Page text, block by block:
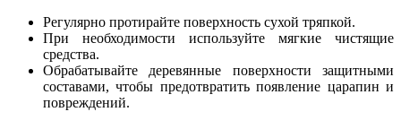
Регулярно протирайте поверхность сухой тряпкой.
При необходимости используйте мягкие чистящие
средства.
Обрабатывайте деревянные поверхности защитными
составами, чтобы предотвратить появление царапин и
повреждений.